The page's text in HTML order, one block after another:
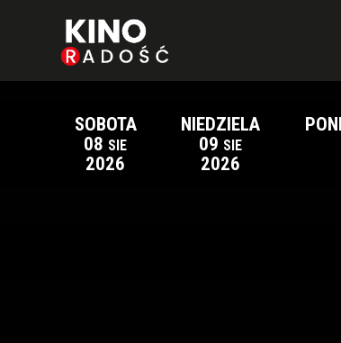
SOBOTA
08 SIE
2026
NIEDZIELA
09 SIE
2026